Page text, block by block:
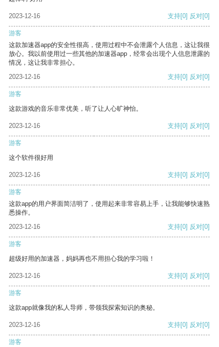
2023-12-16 支持[0] 反对[0]
游客
这款加速器app的安全性很高，使用过程中不会泄露个人信息，这让我很
放心。我以前使用过一些其他的加速器app，经常会出现个人信息泄露的
情况，这让我非常担心。
2023-12-16
支持[0] 反对[0]
游客
这款游戏的音乐非常优美，听了让人心旷神怡。
2023-12-16 支持[0] 反对[0]
游客
这个软件很好用
2023-12-16 支持[0] 反对[0]
游客
这款app的用户界面简洁明了，使用起来非常容易上手，让我能够快速熟
悉操作。
2023-12-16
支持[0] 反对[0]
游客
超级好用的加速器，妈妈再也不用担心我的学习啦！
2023-12-16 支持[0] 反对[0]
游客
这款app就像我的私人导师，带领我探索知识的奥秘。
2023-12-16 支持[0] 反对[0]
游客